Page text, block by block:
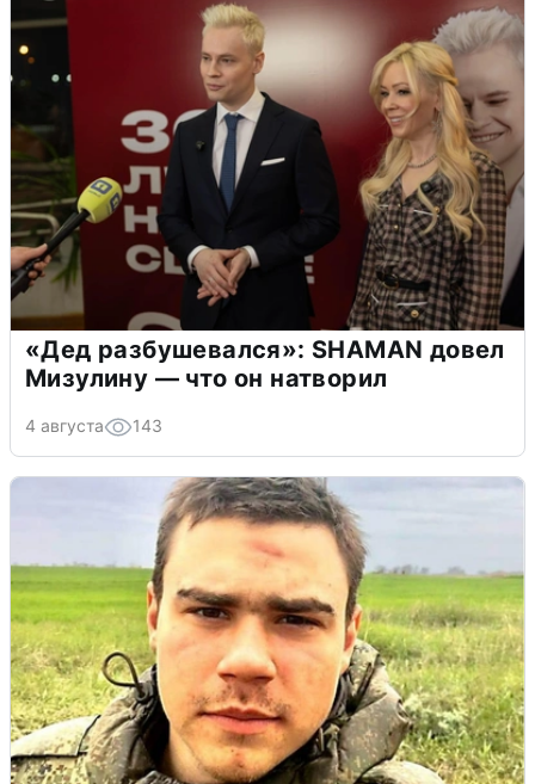
«Дед разбушевался»: SHAMAN довел
Мизулину — что он натворил
4 августа 143